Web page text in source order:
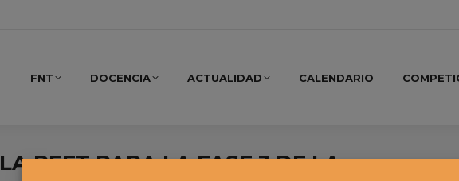
FNT DOCENCIA ACTUALIDAD CALENDARIO
RFET PARA LA FASE 3 DE LA